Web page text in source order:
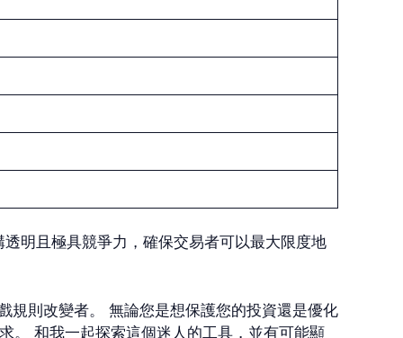
明且極具競爭力，確保交易者可以最大限度地
規則改變者。 無論您是想保護您的投資還是優化
。 和我一起探索這個迷人的工具，並有可能顯